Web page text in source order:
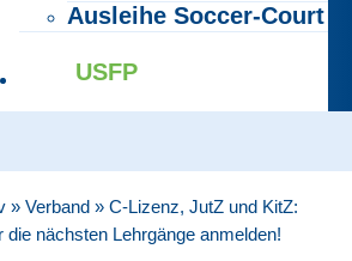
Ausleihe Soccer-Court
USFP
» Verband» C-Lizenz, JutZ und KitZ:
nächsten Lehrgänge anmelden!